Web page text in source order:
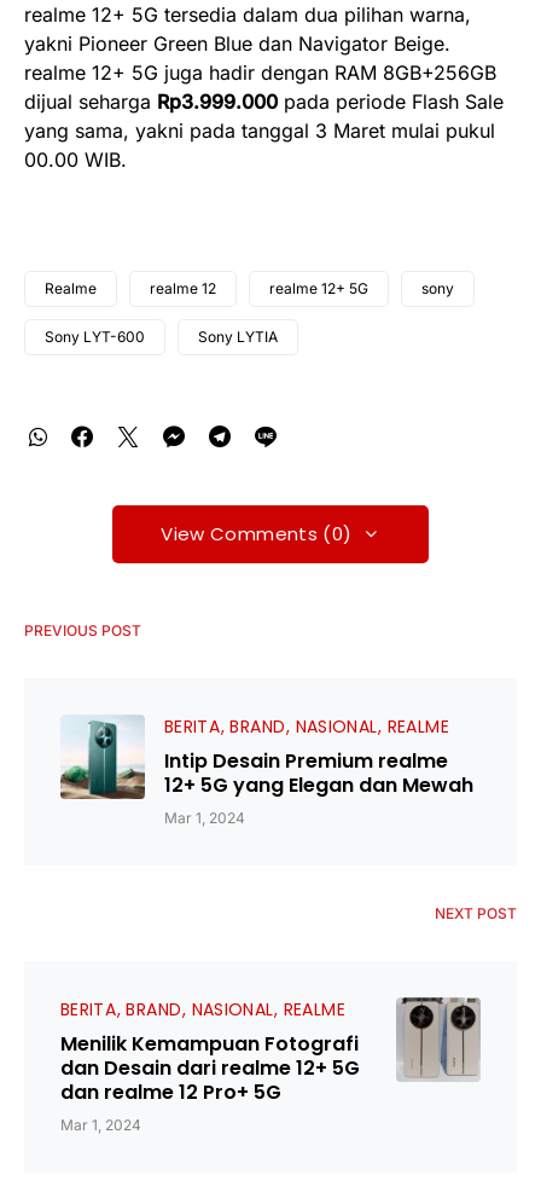
realme 12+ 5G tersedia dalam dua pilihan warna,
yakni Pioneer Green Blue dan Navigator Beige.
realme 12+ 5G juga hadir dengan RAM 8GB+256GB
dijual seharga Rp3.999.000 pada periode Flash Sale
yang sama, yakni pada tanggal 3 Maret mulai pukul
00.00 WIB.
Realme realme 12 realme 12+ 5G sony
Sony LYT-600 Sony LYTIA
View Comments (0)
PREVIOUS POST
BERITA BRAND NASIONAL REALME
Intip Desain Premium realme
12+ 5G yang Elegan dan Mewah
Mar 1, 2024
NEXT POST
BERITA BRAND NASIONAL REALME
Menilik Kemampuan Fotografi
dan Desain dari realme 12+ 5G
dan realme 12 Pro+ 5G
Mar 1, 2024